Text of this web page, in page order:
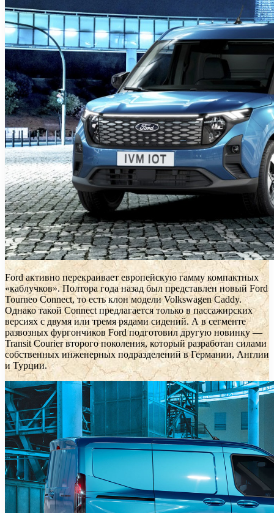
Ford активно перекраивает европейскую гамму компактных
«каблучков». Полтора года назад был представлен новый Ford
Tourneo Connect, то есть клон модели Volkswagen Caddy.
Однако такой Connect предлагается только в пассажирских
версиях с двумя или тремя рядами сидений. А в сегменте
развозных фургончиков Ford подготовил другую новинку —
Transit Courier второго поколения, который разработан силами
собственных инженерных подразделений в Германии, Англии
и Турции.